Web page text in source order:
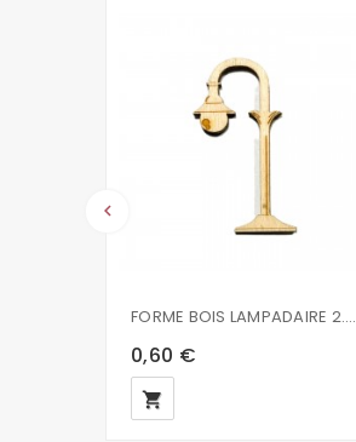
keyboard_arrow_left
FORME BOIS LAMPADAIRE 2.5X5.3X0.2MM
0,60 €
local_grocery_store